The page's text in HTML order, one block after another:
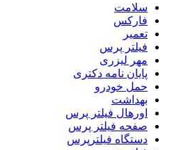
سلامت
فارکس
تعمیر
فیلتر پرس
مهر لیزری
پایان نامه دکتری
حمل خودرو
بهداشت
اورهال فیلتر پرس
صفحه فیلتر پرس
دستگاه فیلترپرس